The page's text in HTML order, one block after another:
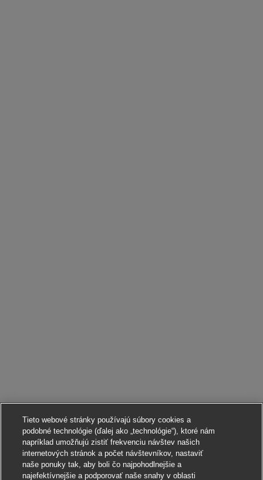
Tieto webové stránky používajú súbory cookies a
podobné technológie (ďalej ako „technológie“), ktoré nám
napríklad umožňujú zistiť frekvenciu návštev našich
internetových stránok a počet návštevníkov, nastaviť
naše ponuky tak, aby boli čo najpohodlnejšie a
najefektívnejšie a podporovať naše snahy v oblasti